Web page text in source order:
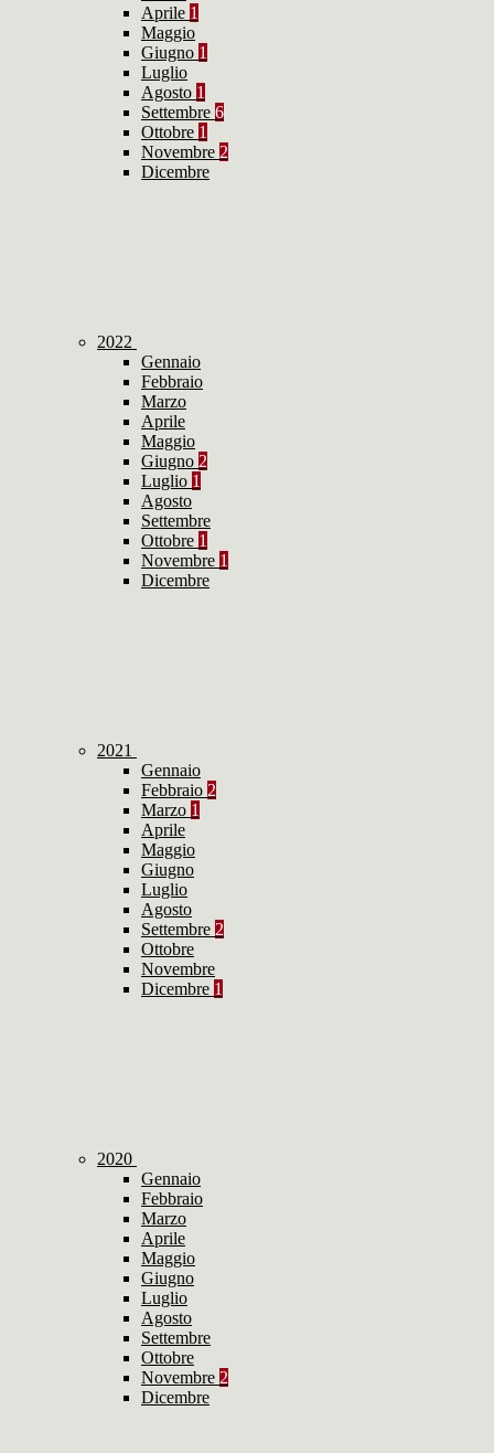
Aprile 1
Maggio
Giugno 1
Luglio
Agosto 1
Settembre 6
Ottobre 1
Novembre 2
Dicembre
2022
Gennaio
Febbraio
Marzo
Aprile
Maggio
Giugno 2
Luglio 1
Agosto
Settembre
Ottobre 1
Novembre 1
Dicembre
2021
Gennaio
Febbraio 2
Marzo 1
Aprile
Maggio
Giugno
Luglio
Agosto
Settembre 2
Ottobre
Novembre
Dicembre 1
2020
Gennaio
Febbraio
Marzo
Aprile
Maggio
Giugno
Luglio
Agosto
Settembre
Ottobre
Novembre 2
Dicembre